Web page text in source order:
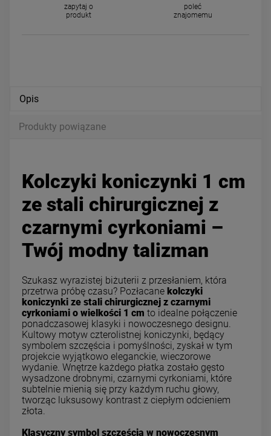
zapytaj o
produkt
poleć
znajomemu
Opis
Produkty powiązane
Kolczyki koniczynki 1 cm
ze stali chirurgicznej z
czarnymi cyrkoniami –
Twój modny talizman
Szukasz wyrazistej biżuterii z przesłaniem, która
przetrwa próbę czasu? Pozłacane kolczyki
koniczynki ze stali chirurgicznej z czarnymi
cyrkoniami o wielkości 1 cm to idealne połączenie
ponadczasowej klasyki i nowoczesnego designu.
Kultowy motyw czterolistnej koniczynki, będący
symbolem szczęścia i pomyślności, zyskał w tym
projekcie wyjątkowo eleganckie, wieczorowe
wydanie. Wnętrze każdego płatka zostało gęsto
wysadzone drobnymi, czarnymi cyrkoniami, które
subtelnie mienią się przy każdym ruchu głowy,
tworząc luksusowy kontrast z ciepłym odcieniem
złota.
Klasyczny symbol szczęścia w nowoczesnym